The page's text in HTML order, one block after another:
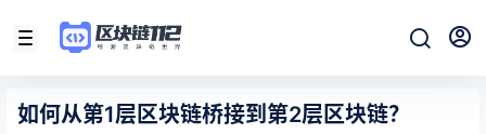
如何从第1层区块链桥接到第2层区块链？